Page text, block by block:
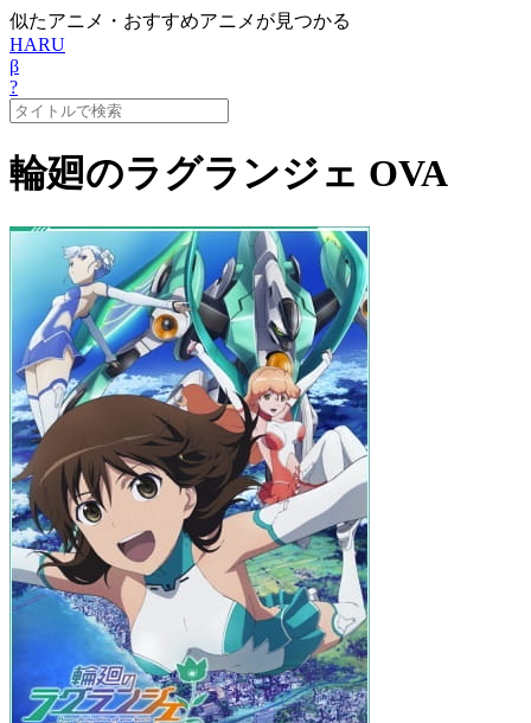
似たアニメ・おすすめアニメが見つかる
HARU
β
?
輪廻のラグランジェ OVA